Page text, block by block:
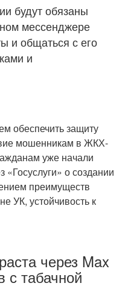
будут обязаны
мессенджере
и общаться с его
и
обеспечить защиту
мошенникам в ЖКХ-
уже начали
о создании
преимуществ
УК, устойчивость к
через Max
с табачной